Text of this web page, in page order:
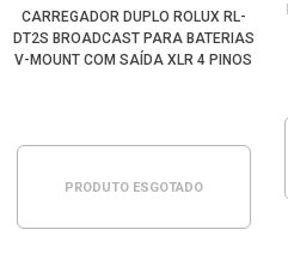
CARREGADOR DUPLO ROLUX RL-
DT2S BROADCAST PARA BATERIAS
V-MOUNT COM SAÍDA XLR 4 PINOS
PRODUTO ESGOTADO